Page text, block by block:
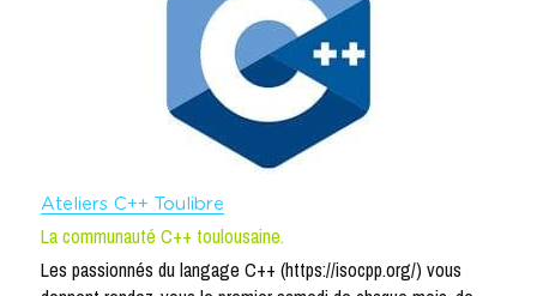
Ateliers C++ Toulibre
La communauté C++ toulousaine.
Les passionnés du langage C++ (https://isocpp.org/) vous